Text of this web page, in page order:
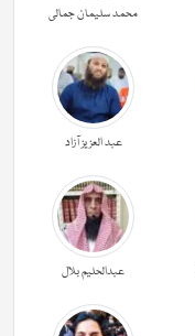
محمد سلیمان جمالی
عبد العزیز آزاد
عبدالحليم بلال